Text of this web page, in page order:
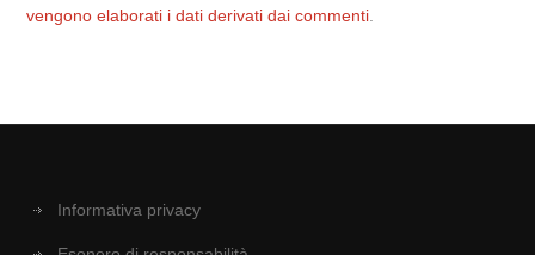
vengono elaborati i dati derivati dai commenti
Informativa privacy